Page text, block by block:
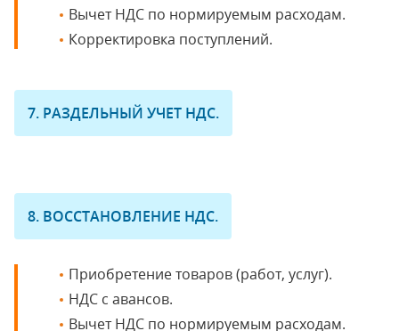
Вычет НДС по нормируемым расходам.
Корректировка поступлений.
7. РАЗДЕЛЬНЫЙ УЧЕТ НДС.
8. ВОССТАНОВЛЕНИЕ НДС.
Приобретение товаров (работ, услуг).
НДС с авансов.
Вычет НДС по нормируемым расходам.